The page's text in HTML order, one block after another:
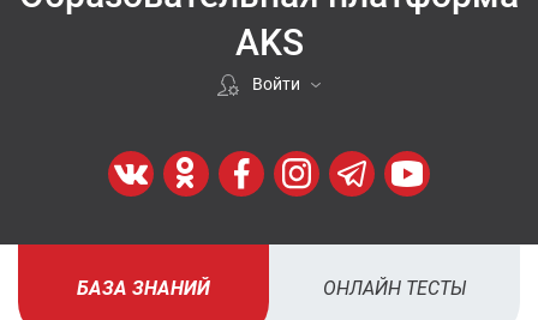
AKS
Войти
ВОЙТИ
Регистрация
БАЗА ЗНАНИЙ ОНЛАЙН ТЕСТЫ